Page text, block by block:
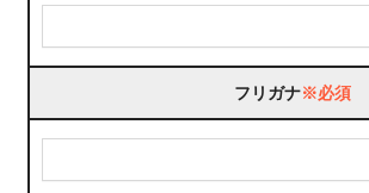
フリガナ※必須